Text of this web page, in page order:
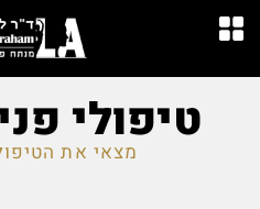
טיפולי
מצאי את